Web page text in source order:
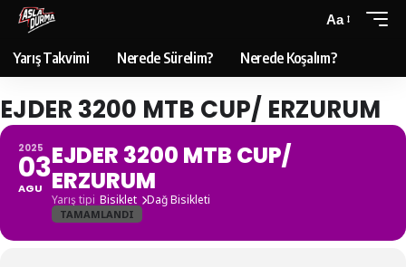
Aa
Yarış Takvimi Nerede Sürelim? Nerede Koşalım?
EJDER 3200 MTB CUP/ ERZURUM
2025
03
AGU
EJDER 3200 MTB CUP/
ERZURUM
Yarış tipi Bisiklet Dağ Bisikleti
TAMAMLANDI